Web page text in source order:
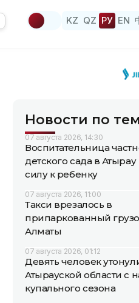
KZ QZ РУ EN
Новости по
07 августа 2026, 14:30
Воспитательница
детского сада в
силу к ребенку
07 августа 2026, 11:00
Такси врезалось в
припаркованный
Алматы
07 августа 2026, 01:12
Девять человек
Атырауской области с
купального сезона